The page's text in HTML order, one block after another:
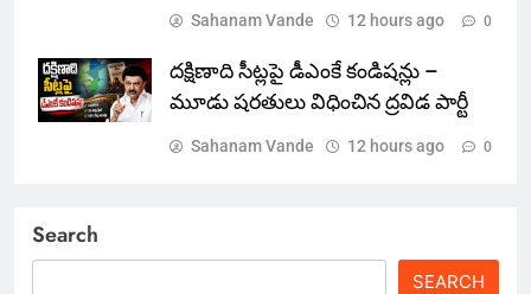
Sahanam Vande 12 hours ago 0
దక్షిణాది సీట్లపై డీఎంకే కండిషన్లు –
మూడు షరతులు విధించిన ద్రవిడ పార్టీ
Sahanam Vande 12 hours ago 0
Search
SEARCH